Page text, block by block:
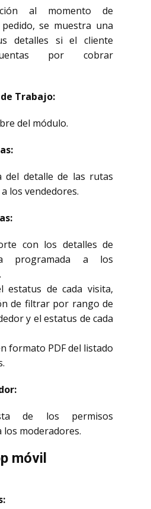
al momento de
se muestra una
detalles si el cliente
por cobrar
Trabajo:
del módulo.
del detalle de las rutas
los vendedores.
con los detalles de
programada a los
estatus de cada visita,
de filtrar por rango de
y el estatus de cada
formato PDF del listado
de los permisos
moderadores.
móvil